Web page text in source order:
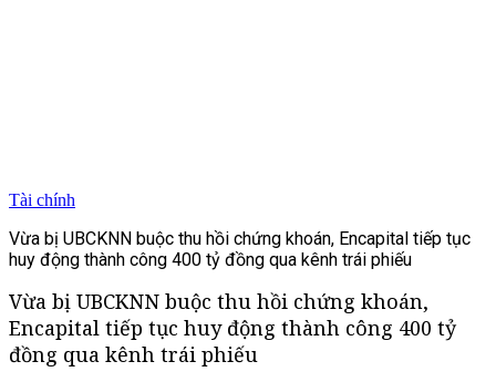
Tài chính
Vừa bị UBCKNN buộc thu hồi chứng khoán, Encapital tiếp tục
huy động thành công 400 tỷ đồng qua kênh trái phiếu
Vừa bị UBCKNN buộc thu hồi chứng khoán,
Encapital tiếp tục huy động thành công 400 tỷ
đồng qua kênh trái phiếu